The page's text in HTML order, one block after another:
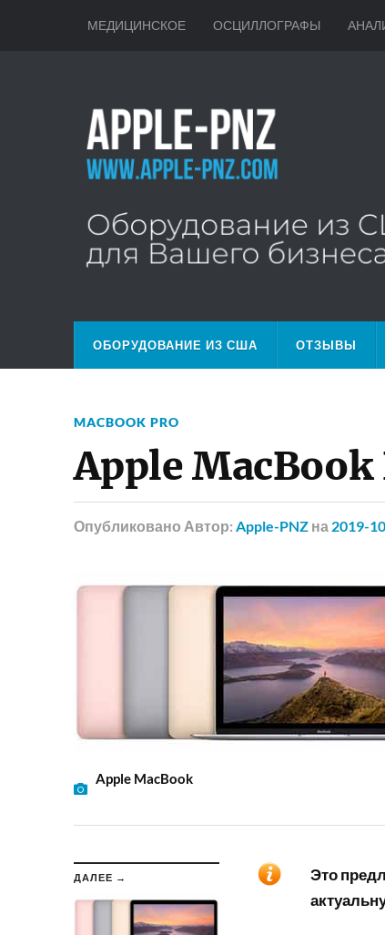
МЕДИЦИНСКОЕ ОСЦИЛЛОГРАФЫ
ОБОРУДОВАНИЕ ИЗ США ОТЗЫВЫ
MACBOOK PRO
Apple MacBook
Опубликовано Автор: Apple-PNZ на 2019-
Apple MacBook
ДАЛЕЕ →
Это